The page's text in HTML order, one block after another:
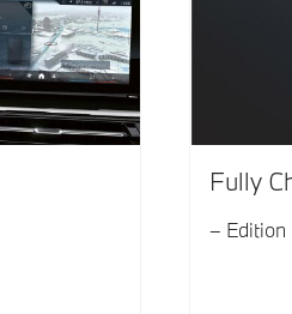
Fully
Edition